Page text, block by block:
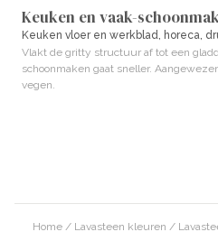
Een epoxy gietvloer
vloeibaar aangebracht en
en kunstmatige laag,
Naadloos en hygiënisch.
Keuken en vaak-
Keuken vloer en werkblad, horeca,
Vlakt de gritty structuur af tot een
schoonmaken gaat sneller.
vegen.
Home / Lavasteen kleuren /